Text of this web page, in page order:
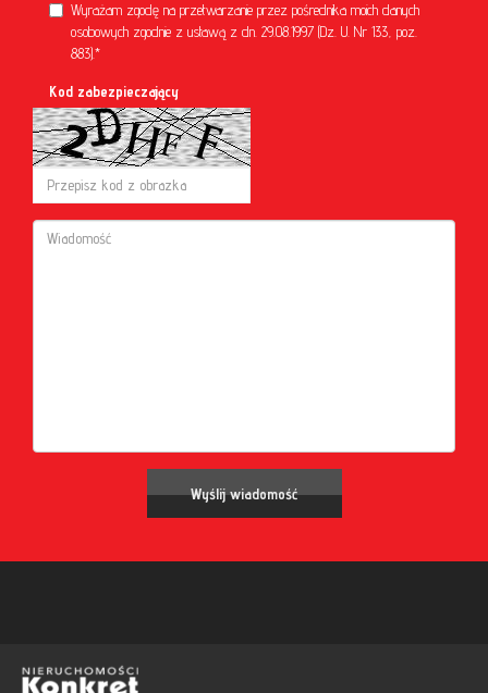
Wyrażam zgodę na przetwarzanie przez pośrednika moich danych
osobowych zgodnie z ustawą z dn. 29.08.1997 (Dz. U. Nr 133, poz.
883).*
Kod zabezpieczający